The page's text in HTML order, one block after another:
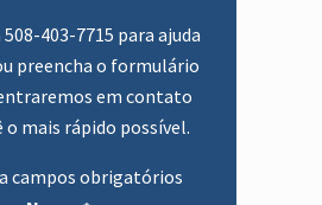
508-403-7715 para ajuda
preencha o formulário
em contato
o mais rápido possível.
campos obrigatórios